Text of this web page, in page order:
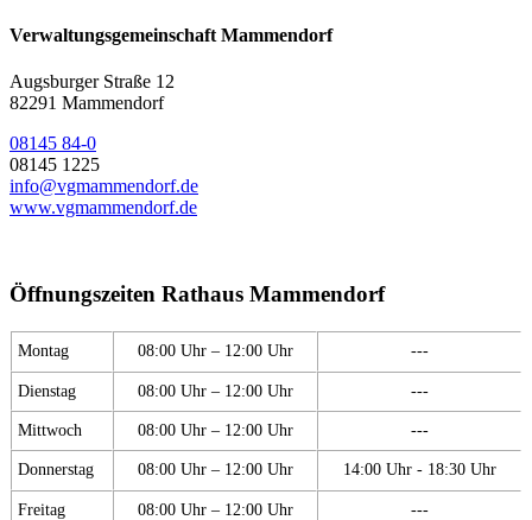
Verwaltungsgemeinschaft Mammendorf
Augsburger Straße 12
82291 Mammendorf
08145 84-0
08145 1225
info@vgmammendorf.de
www.vgmammendorf.de
Öffnungszeiten Rathaus Mammendorf
Montag 08:00 Uhr – 12:00 Uhr ---
Dienstag 08:00 Uhr – 12:00 Uhr ---
Mittwoch 08:00 Uhr – 12:00 Uhr ---
Donnerstag 08:00 Uhr – 12:00 Uhr 14:00 Uhr - 18:30 Uhr
Freitag 08:00 Uhr – 12:00 Uhr ---